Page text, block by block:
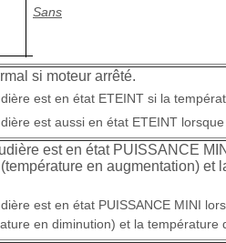
Sans
si moteur arrêté.
est en état ETEINT si la
est aussi en état ETEINT
est en état PUISSANCE
en augmentation) et
est en état PUISSANCE MINI
en diminution) et la température